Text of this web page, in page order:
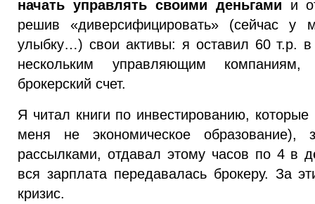
начать управлять своими деньгами и
решив «диверсифицировать» (сейчас у
улыбку…) свои активы: я оставил 60 т.р.
нескольким управляющим
брокерский счет.
Я читал книги по инвестированию,
меня не экономическое образование),
рассылками, отдавал этому часов по 4 в
вся зарплата передавалась брокеру. За
кризис.